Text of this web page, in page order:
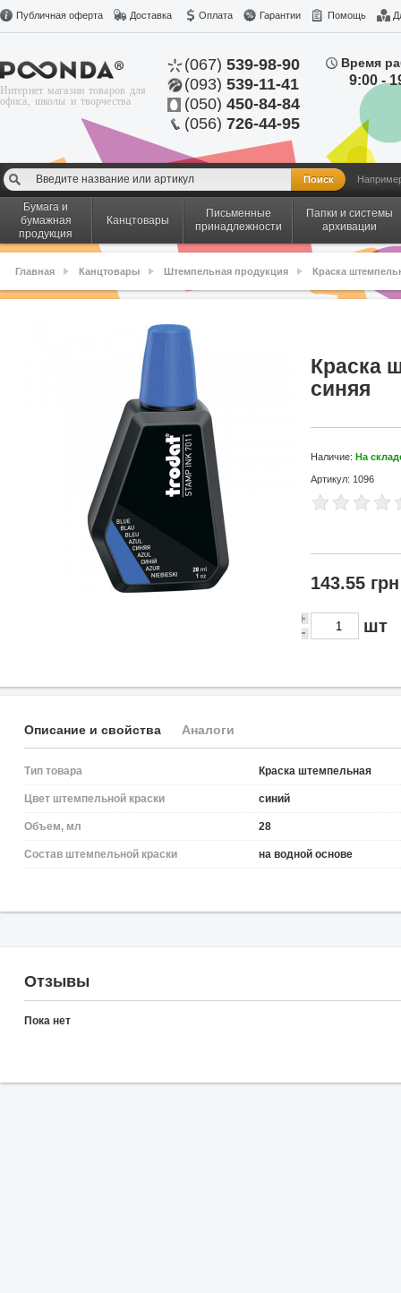
Публичная оферта Доставка Оплата Гарантии Помощь
Интернет магазин товаров для
офиса, школы и творчества
(067) 539-98-90
(093) 539-11-41
(050) 450-84-84
(056) 726-44-95
Время
9:00 -
Бумага и
бумажная
продукция
Канцтовары
Письменные
принадлежности
Папки и системы
архивации
Главная Канцтовары Штемпельная продукция Краска
Краска
синяя
Наличие: На
Артикул: 1096
143.55 грн
шт
Описание и свойства Аналоги
Тип товара Краска штемпельная
Цвет штемпельной краски синий
Объем, мл 28
Состав штемпельной краски на водной основе
Отзывы
Пока нет